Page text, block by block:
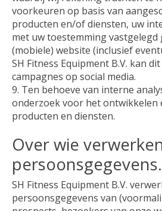
voorkeuren op basis van
producten en/of diensten, uw
met uw toestemming vastgelegd
(mobiele) website (inclusief
SH Fitness Equipment B.V. kan
campagnes op social media.
Ten behoeve van interne
onderzoek voor het ontwikkelen
producten en diensten.
Over wie
persoonsgegevens.
SH Fitness Equipment B.V.
persoonsgegevens van